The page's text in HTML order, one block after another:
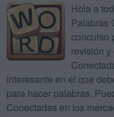
Hola a
Palabras
concurso
revisión
interesante en el que
para hacer palabras.
Conectadas en los